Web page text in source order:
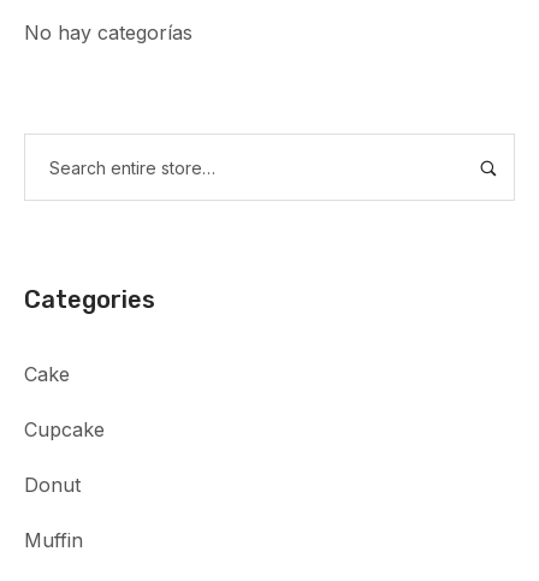
No hay categorías
Categories
Cake
Cupcake
Donut
Muffin